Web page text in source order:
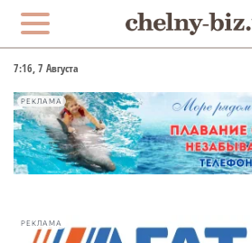
7:16, 7 Августа
РЕКЛАМА
РЕКЛАМА